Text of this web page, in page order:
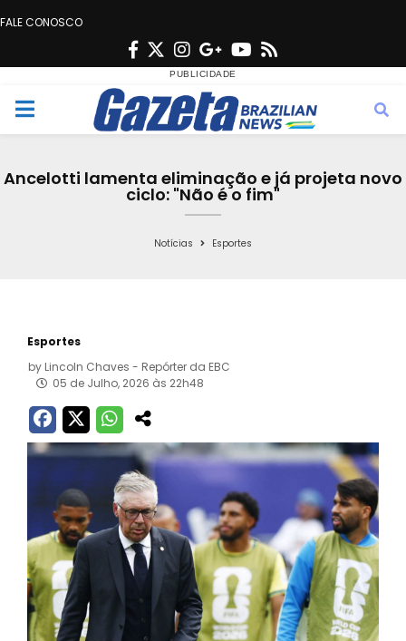
FALE CONOSCO
F
c
e
o
T
w
i
t
e
n
s
t
g
r
a
G
o
o
g
e
Y
u
t
b
s
M
Ancelotti lamenta eliminação e já projeta novo
ciclo: "Não é o fim"
Notícias Esportes
Esportes
by Lincoln Chaves - Repórter da EBC
05 de Julho, 2026 às 22h48